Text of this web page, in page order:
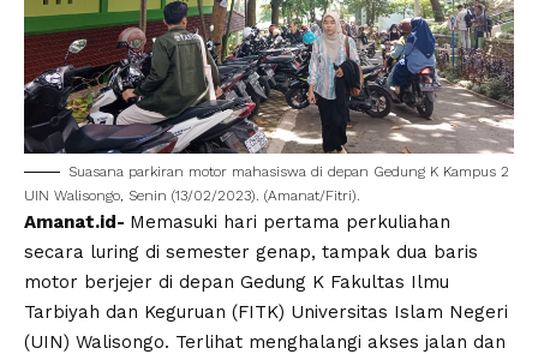
Suasana parkiran motor mahasiswa di depan Gedung K Kampus 2
UIN Walisongo , Senin (13/02/2023). (Amanat/Fitri).
Amanat.id- Memasuki hari pertama perkuliahan
secara luring di semester genap, tampak dua baris
motor berjejer di depan Gedung K Fakultas Ilmu
Tarbiyah dan Keguruan (FITK) Universitas Islam Negeri
(UIN) Walisongo. Terlihat menghalangi akses jalan dan